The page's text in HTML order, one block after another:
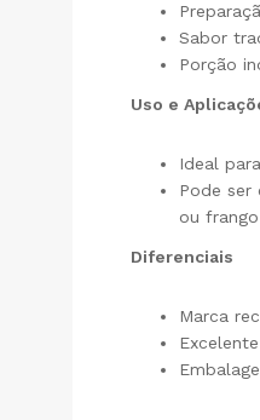
Sabor
Porção
Uso e
Ideal
Pode ser
ou
Diferenciais
Marca